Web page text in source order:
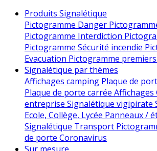
Produits Signalétique
Pictogramme Danger
Pictogramme Interdiction
Pictogramme Sécurité incendie
Evacuation Pictogramme
Signalétique par thèmes
Affichages camping Plaque de
Plaque de porte carrée
entreprise Signalétique vigipirate
Ecole, Collège, Lycée Panneaux /
Signalétique Transport
de porte Coronavirus